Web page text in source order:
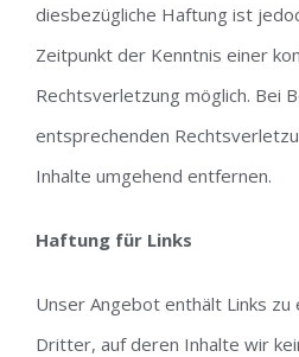
diesbezügliche Haftung ist
Zeitpunkt der Kenntnis einer
Rechtsverletzung möglich. Bei
entsprechenden
Inhalte umgehend entfernen.
Haftung für Links
Unser Angebot enthält Links
Dritter, auf deren Inhalte wir